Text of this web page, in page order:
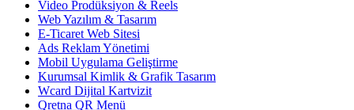
Video Prodüksiyon & Reels
Web Yazılım & Tasarım
E-Ticaret Web Sitesi
Ads Reklam Yönetimi
Mobil Uygulama Geliştirme
Kurumsal Kimlik & Grafik Tasarım
Wcard Dijital Kartvizit
Qretna QR Menü